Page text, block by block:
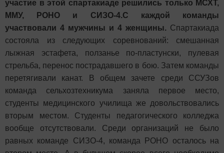
участие в этой спартакиаде решились только МСХТ,
ММУ, РОНО и СИЗО-4.С каждой команды
участвовали 4 мужчины и 4 женщины. Спартакиада
состояла из следующих соревнований: смешанная
лыжная эстафета, ползанье по-пластунски, пулевая
стрельба, перенос пострадавшего в бою. Затем команды
перетягивали канат. В общем зачете среди ССУЗов
команда сельхозтехникума заняла первое место,
студенты медицинского училища же довольствовались
вторым местом. Студенты педагогического колледжа
вообще отсутствовали. Среди организаций не было
равных команде СИЗО-4, команда РОНО осталось на